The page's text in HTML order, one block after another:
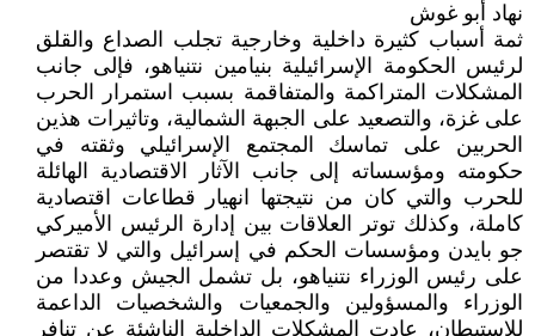
نهاد أبو غوش
ثمة أسباب كثيرة داخلية وخارجية تجلب الصداع والقلق
لرئيس الحكومة الإسرائيلية بنيامين نتنياهو، فإلى جانب
المشكلات المتراكمة والمتفاقمة بسبب استمرار الحرب
على غزة، والتصعيد على الجبهة الشمالية، وتاثيرات هذين
الحربين على تماسك المجتمع الإسرائيلي وثقته في
حكومته ومؤسساته إلى جانب الآثار الاقتصادية الهائلة
للحرب والتي كان من نتيجتها انهيار قطاعات اقتصادية
كاملة، وكذلك توتر العلاقات بين إدارة الرئيس الأميركي
جو بايدن ومؤسسات الحكم في إسرائيل والتي لا تقتصر
على رئيس الوزراء نتنياهو، بل تشمل الجيش وعددا من
الوزراء والمسؤولين والجمعيات والشخصيات الداعمة
للاستيطان، عادت المشكلات الداخلية الناشئة عن تنافر